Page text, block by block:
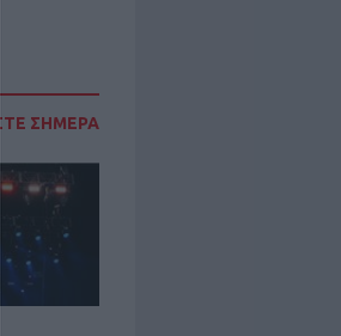
ΣΗΜΕΡΑ